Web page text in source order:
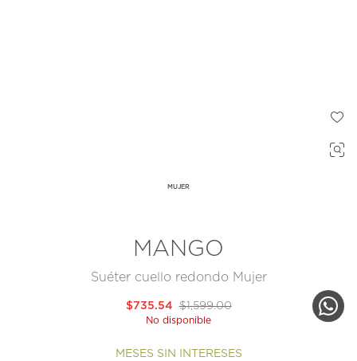
MUJER
MANGO
Suéter cuello redondo Mujer
$1,599.00
$735.54
No disponible
MESES SIN INTERESES